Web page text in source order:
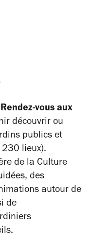
Rendez-vous aux
découvrir ou
publics et
230 lieux).
de la Culture
des
autour de
de